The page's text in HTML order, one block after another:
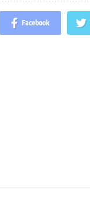
Facebook